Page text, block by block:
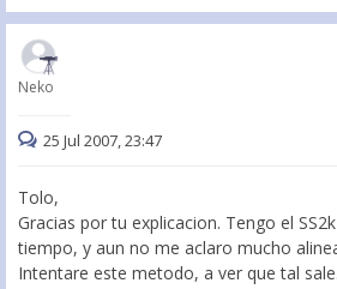
Neko
25 Jul 2007, 23:47
Tolo,
Gracias por tu explicacion. Tengo el
tiempo, y aun no me aclaro mucho
Intentare este metodo, a ver que tal sale.